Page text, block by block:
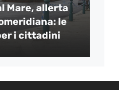
Mare, allerta
le
i cittadini